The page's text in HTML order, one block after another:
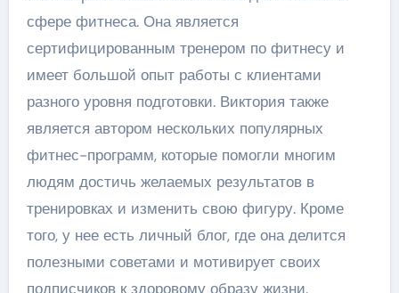
сфере фитнеса. Она является
сертифицированным тренером по фитнесу и
имеет большой опыт работы с клиентами
разного уровня подготовки. Виктория также
является автором нескольких популярных
фитнес-программ, которые помогли многим
людям достичь желаемых результатов в
тренировках и изменить свою фигуру. Кроме
того, у нее есть личный блог, где она делится
полезными советами и мотивирует своих
подписчиков к здоровому образу жизни.